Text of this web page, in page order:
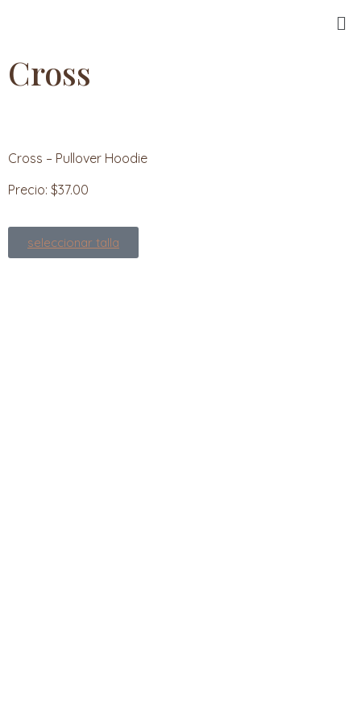
Cross
Cross – Pullover Hoodie
Precio: $37.00
seleccionar talla